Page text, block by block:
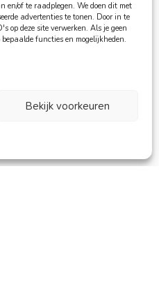
en/of te raadplegen. We doen dit met
advertenties te tonen. Door in te
op deze site verwerken. Als je geen
functies en mogelijkheden.
Bekijk voorkeuren